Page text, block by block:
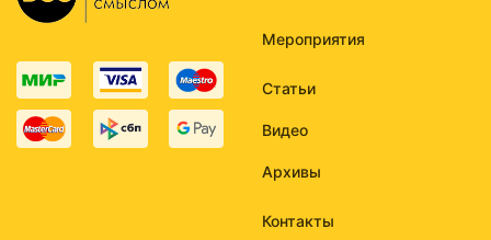
Мероприятия
Статьи
Видео
Архивы
Контакты